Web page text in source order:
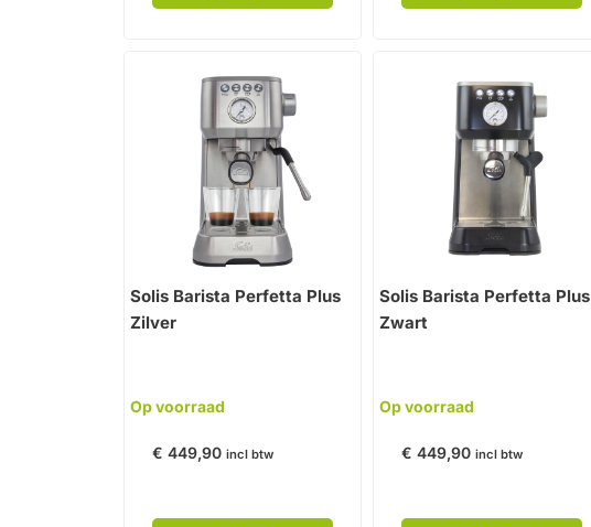
Solis Barista Perfetta Plus
Zilver
Op voorraad
€ 449,90 incl btw
Solis Barista Perfetta Plus
Zwart
Op voorraad
€ 449,90 incl btw